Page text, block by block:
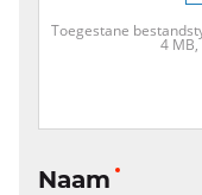
Toegestane
4
Naam